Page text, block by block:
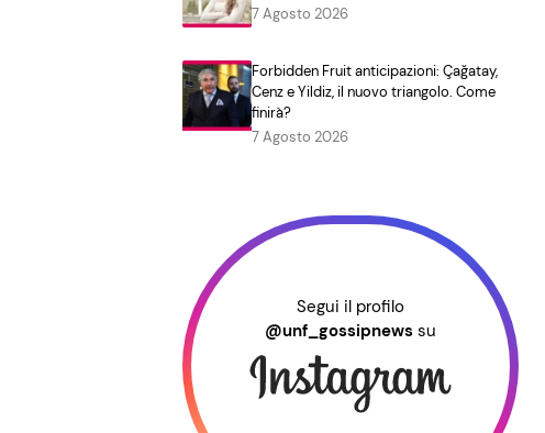
7 Agosto 2026
Forbidden Fruit anticipazioni: Çağatay,
Cenz e Yildiz, il nuovo triangolo. Come
finirà?
7 Agosto 2026
Segui il profilo
@unf_gossipnews su